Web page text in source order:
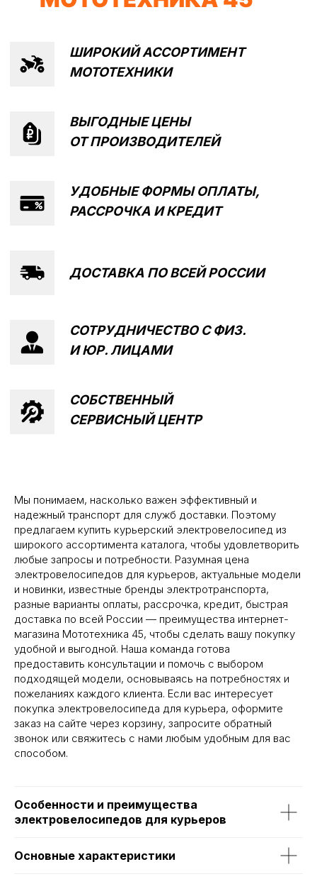
СОТРУДНИЧЕСТВО СФИЗ.
СОБСТВЕННЫЙ
СЕРВИСНЫЙ ЦЕНТР
Мы понимаем, насколько важен эффективный и
надежный транспорт для служб доставки. Поэтому
предлагаем купить курьерский электровелосипед из
широкого ассортимента каталога, чтобы удовлетворить
любые запросы и потребности. Разумная цена
электровелосипедов для курьеров, актуальные модели
и новинки, известные бренды электротранспорта,
разные варианты оплаты, рассрочка, кредит, быстрая
доставка по всей России — преимущества интернет-
магазина Мототехника 45, чтобы сделать вашу покупку
удобной и выгодной. Наша команда готова
предоставить консультации и помочь с выбором
подходящей модели, основываясь на потребностях и
пожеланиях каждого клиента. Если вас интересует
покупка электровелосипеда для курьера, оформите
заказ на сайте через корзину, запросите обратный
звонок или свяжитесь с нами любым удобным для вас
способом.
Особенности и преимущества
электровелосипедов для курьеров
Основные характеристики